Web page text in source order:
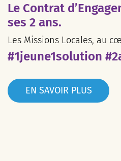
Le Contrat
ses 2 ans.
Les Missions Locales, au
#1jeune1solution
EN SAVOIR PLUS